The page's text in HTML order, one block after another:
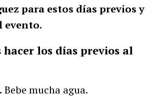
para estos días previos y
evento.
hacer los días previos al
Bebe mucha agua.